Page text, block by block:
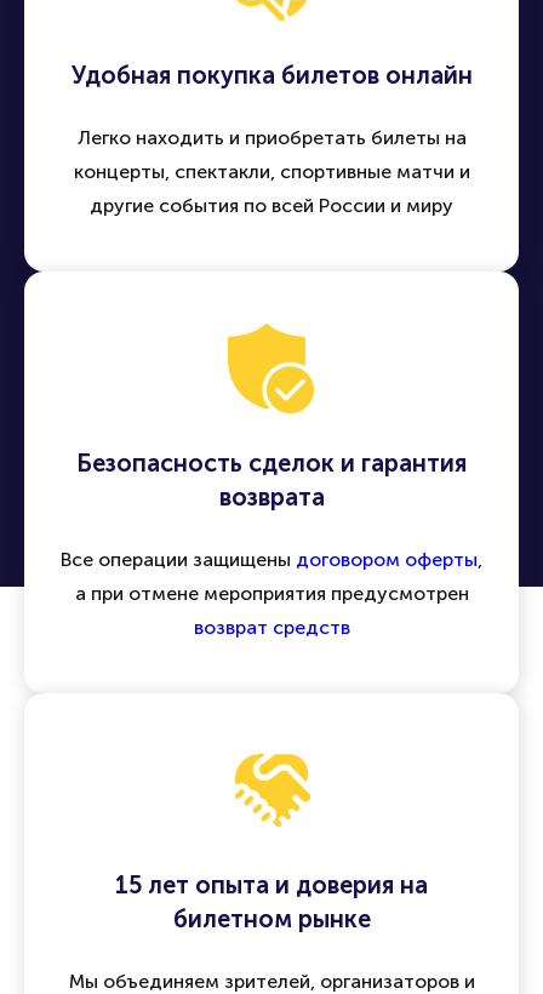
Удобная покупка билетов онлайн
Легко находить и приобретать билеты на
концерты, спектакли, спортивные матчи и
другие события по всей России и миру
Безопасность сделок и гарантия
возврата
Все операции защищены договором оферты,
а при отмене мероприятия предусмотрен
возврат средств
15 лет опыта и доверия на
билетном рынке
Мы объединяем зрителей, организаторов и